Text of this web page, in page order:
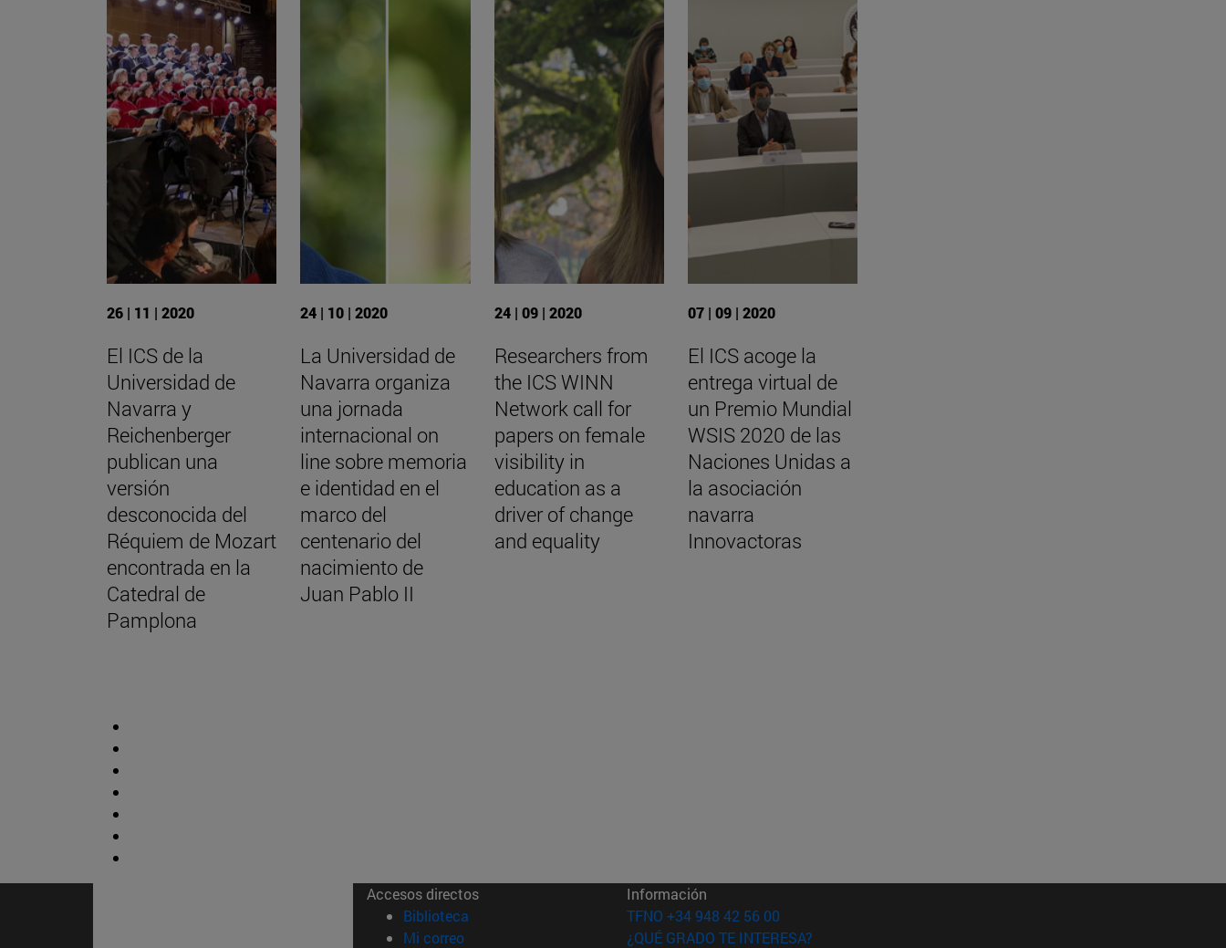
26 | 11 | 2020
El ICS de la
Universidad de
Navarra y
Reichenberger
publican una
versión
desconocida del
Réquiem de Mozart
encontrada en la
Catedral de
Pamplona
24 | 10 | 2020
La Universidad de
Navarra organiza
una jornada
internacional on
line sobre memoria
e identidad en el
marco del
centenario del
nacimiento de
Juan Pablo II
24 | 09 | 2020
Researchers from
the ICS WINN
Network call for
papers on female
visibility in
education as a
driver of change
and equality
07 | 09 | 2020
El ICS acoge la
entrega virtual de
un Premio Mundial
WSIS 2020 de las
Naciones Unidas a
la asociación
navarra
Innovactoras
Accesos directos
Biblioteca (abre en nueva ventana)
Mi correo(abre en nueva ventana)
Información
TFNO +34 948 42 56 00
¿QUÉ GRADO TE INTERESA?